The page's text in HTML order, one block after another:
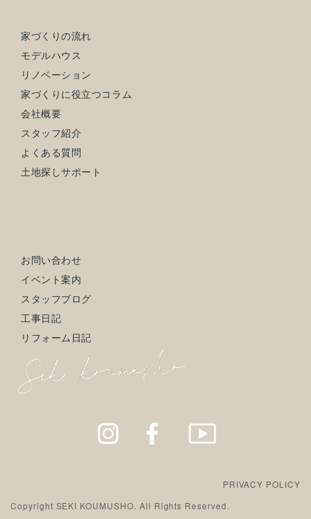
家づくりの流れ
モデルハウス
リノベーション
家づくりに役立つコラム
会社概要
スタッフ紹介
よくある質問
土地探しサポート
お問い合わせ
イベント案内
スタッフブログ
工事日記
リフォーム日記
Copyright SEKI KOUMUSHO. All Rights Reserved.
PRIVACY POLICY